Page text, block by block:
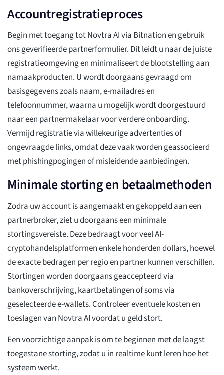
Accountregistratieproces
Begin met toegang tot Novtra AI via Bitnation en gebruik
ons geverifieerde partnerformulier. Dit leidt u naar de juiste
registratieomgeving en minimaliseert de blootstelling aan
namaakproducten. U wordt doorgaans gevraagd om
basisgegevens zoals naam, e-mailadres en
telefoonnummer, waarna u mogelijk wordt doorgestuurd
naar een partnermakelaar voor verdere onboarding.
Vermijd registratie via willekeurige advertenties of
ongevraagde links, omdat deze vaak worden geassocieerd
met phishingpogingen of misleidende aanbiedingen.
Minimale storting en betaalmethoden
Zodra uw account is aangemaakt en gekoppeld aan een
partnerbroker, ziet u doorgaans een minimale
stortingsvereiste. Deze bedraagt voor veel AI-
cryptohandelsplatformen enkele honderden dollars, hoewel
de exacte bedragen per regio en partner kunnen verschillen.
Stortingen worden doorgaans geaccepteerd via
bankoverschrijving, kaartbetalingen of soms via
geselecteerde e-wallets. Controleer eventuele kosten en
toeslagen van Novtra AI voordat u geld stort.
Een voorzichtige aanpak is om te beginnen met de laagst
toegestane storting, zodat u in realtime kunt leren hoe het
systeem werkt.